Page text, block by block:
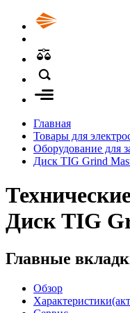
Главная
Товары для
Оборудование для
Диск TIG Grind
Диск TIG
Главные
Обзор
Характеристики